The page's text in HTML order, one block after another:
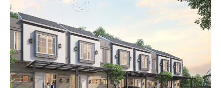
merupakan tempat yang sama. Padahal anggapan tersebut
kurang tepat. Sebab Serpong dan BSD merupakan dua
kawasan yang berbeda. Berikut penjelasannya. Baca Juga: […]